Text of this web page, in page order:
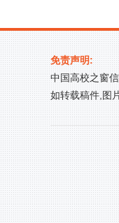
免责声明:
中国高校之窗
如转载稿件,图